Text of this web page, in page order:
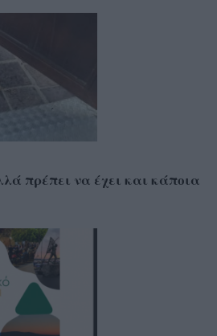
πρέπει να έχει και κάποια